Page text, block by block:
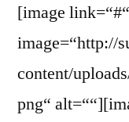
[image
image=“http://
content/
png“